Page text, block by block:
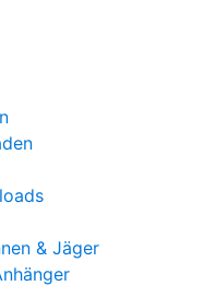
& Jäger